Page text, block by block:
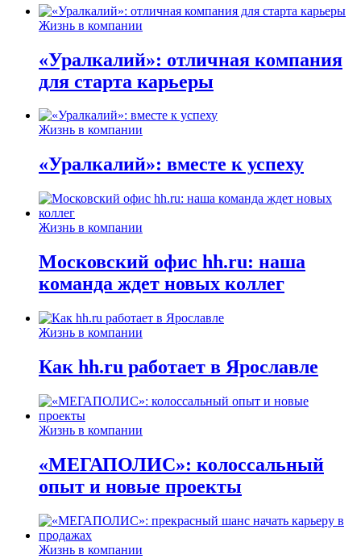
Жизнь в компании
«Уралкалий»: отличная компания
для старта карьеры
Жизнь в компании
«Уралкалий»: вместе к успеху
Жизнь в компании
Московский офис hh.ru: наша
команда ждет новых коллег
Жизнь в компании
Как hh.ru работает в Ярославле
Жизнь в компании
«МЕГАПОЛИС»: колоссальный
опыт и новые проекты
Жизнь в компании